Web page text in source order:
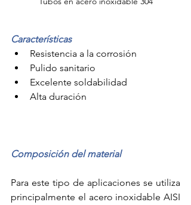
Características
Resistencia a la corrosión
Pulido sanitario
Excelente soldabilidad
Alta duración
Composición del material
Para este tipo de aplicaciones se utiliza
principalmente el acero inoxidable AISI